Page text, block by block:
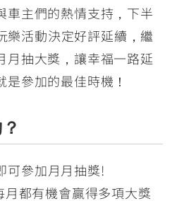
車主們的熱情支持，下半
樂活動決定好評延續，繼
月抽大獎，讓幸福一路延
參加的最佳時機！
可參加月月抽獎!
月都有機會贏得多項大獎